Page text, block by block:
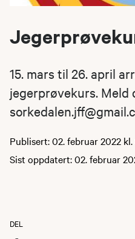
15. mars til 26. april
jegerprøvekurs. Meld
Publisert: 02. februar 2022 kl.
Sist oppdatert: 02. februar
DEL